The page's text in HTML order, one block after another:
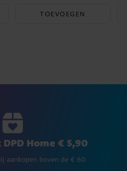
TOEVOEGEN
Home € 5,90
aankopen boven de € 60